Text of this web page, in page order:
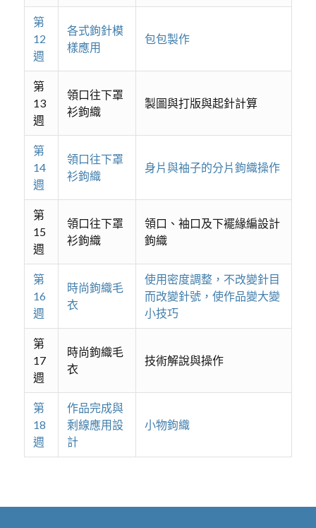
第
12
週
各式鉤針模
樣應用
包包製作
第
13
週
領口往下罩
衫鉤織
製圖與打版與起針計算
第
14
週
領口往下罩
衫鉤織
身片與袖子的分片鉤織操作
第
15
週
領口往下罩
衫鉤織
領口、袖口及下襬緣編設計
鉤織
第
16
週
時尚鉤織毛
衣
使用密度調整，不改變針目
而改變針號，使作品變大變
小技巧
第
17
週
時尚鉤織毛
衣
技術解說與操作
第
18
週
作品完成與
剩線應用設
計
小物鉤織